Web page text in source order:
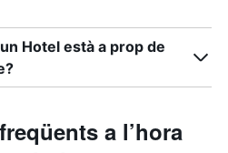
Hotel està a prop de
a l’hora